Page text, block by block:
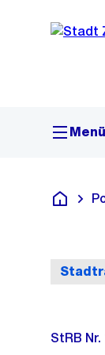
Sprunglink
Menü
Deutsch
StRB Nr.